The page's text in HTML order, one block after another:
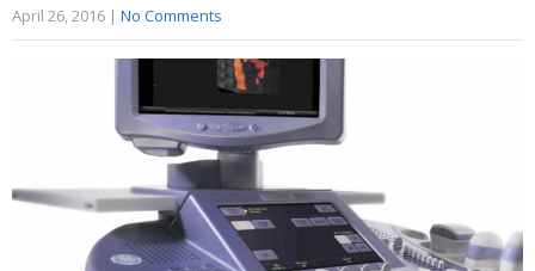
April 26, 2016 | No Comments